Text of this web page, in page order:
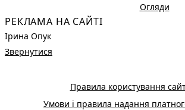
РЕКЛАМА НА САЙТІ
Ірина Опук
Звернутися
Огляди
Правила користування
Умови і правила надання